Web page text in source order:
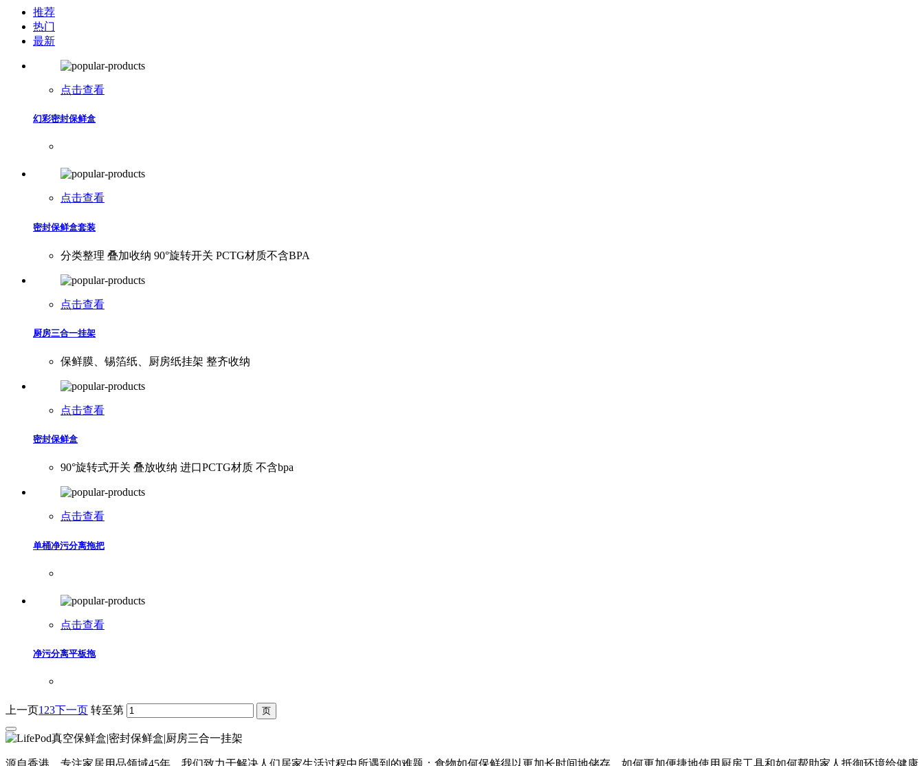
推荐
热门
最新
点击查看
幻彩密封保鲜盒
点击查看
密封保鲜盒套装
分类整理 叠加收纳 90°旋转开关 PCTG材质不含BPA
点击查看
厨房三合一挂架
保鲜膜、锡箔纸、厨房纸挂架 整齐收纳
点击查看
密封保鲜盒
90°旋转式开关 叠放收纳 进口PCTG材质 不含bpa
点击查看
单桶净污分离拖把
点击查看
净污分离平板拖
上一页 123 下一页 转至第